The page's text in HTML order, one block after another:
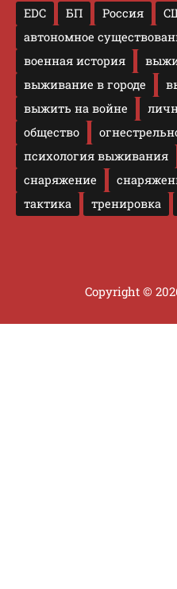
EDC БП Россия
автономное
военная история
выживание в городе
выжить на войне
общество
психология выживания
снаряжение
тактика
тренировка
Copyright ©